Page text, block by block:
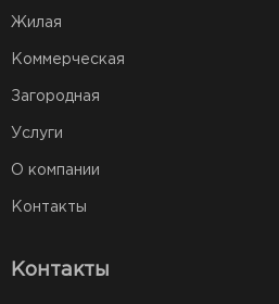
Жилая
Коммерческая
Загородная
Услуги
О компании
Контакты
Контакты